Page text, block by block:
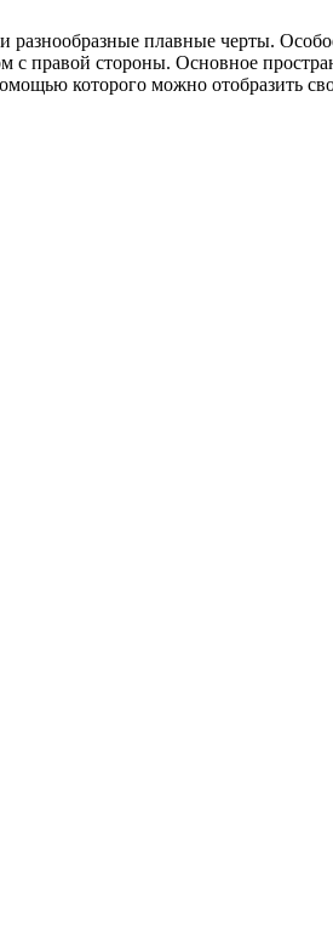
плавные черты.
правой стороны. Основное
которого можно